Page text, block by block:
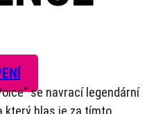
se navrací legendární
který hlas je za tímto